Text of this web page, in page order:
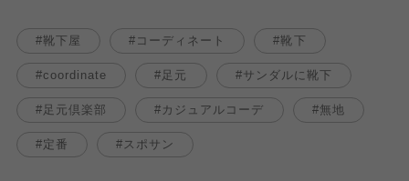
靴下屋 コーディネート 靴下
coordinate 足元 サンダルに靴下
足元倶楽部 カジュアルコーデ 無地
定番 スポサン